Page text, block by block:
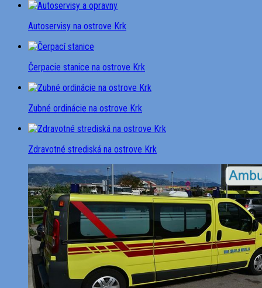
Autoservisy na ostrove Krk
Čerpacie stanice na ostrove Krk
Zubné ordinácie na ostrove Krk
Zdravotné strediská na ostrove Krk